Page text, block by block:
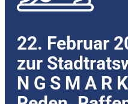
22. Februar
zur
N G S M A R